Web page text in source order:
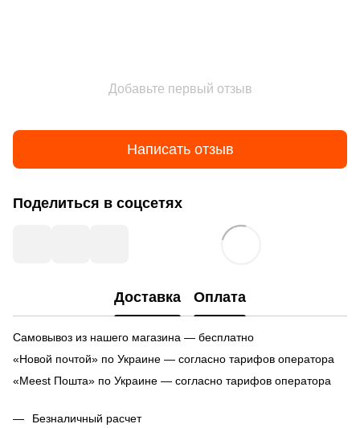
Добавьте первый отзыв
Написать отзыв
Поделиться в соцсетях
Доставка Оплата
Самовывоз из нашего магазина — бесплатно
«Новой почтой» по Украине — согласно тарифов оператора
«Meest Пошта» по Украине — согласно тарифов оператора
Безналичный расчет